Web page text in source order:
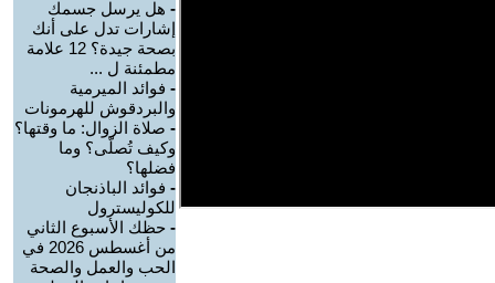
- هل يرسل جسمك
إشارات تدل على أنك
بصحة جيدة؟ 12 علامة
مطمئنة ل ...
- فوائد الميرمية
والبردقوش للهرمونات
- صلاة الزوال: ما وقتها؟
وكيف تُصلّى؟ وما
فضلها؟
- فوائد الباذنجان
للكوليسترول
- حظك الأسبوع الثاني
من أغسطس 2026 في
الحب والعمل والصحة